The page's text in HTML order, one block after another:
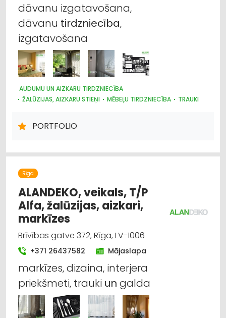
dāvanu izgatavošana,
dāvanu tirdzniecība,
izgatavošana
AUDUMU UN AIZKARU TIRDZNIECĪBA
ŽALŪZIJAS, AIZKARU STIEŅI
MĒBEĻU TIRDZNIECĪBA
TRAUKI
DIZAINS UN INTERJERS; PRIEKŠMETI UN PAKALPOJUMI
APGAISMES TEHNIKAS TIRDZNIECĪBA
PORTFOLIO
Rīga
ALANDEKO, veikals, T/P
Alfa, žalūzijas, aizkari,
markīzes
Brīvības gatve 372, Rīga, LV-1006
+371 26437582 Mājaslapa
markīzes, dizaina, interjera
priekšmeti, trauki un galda